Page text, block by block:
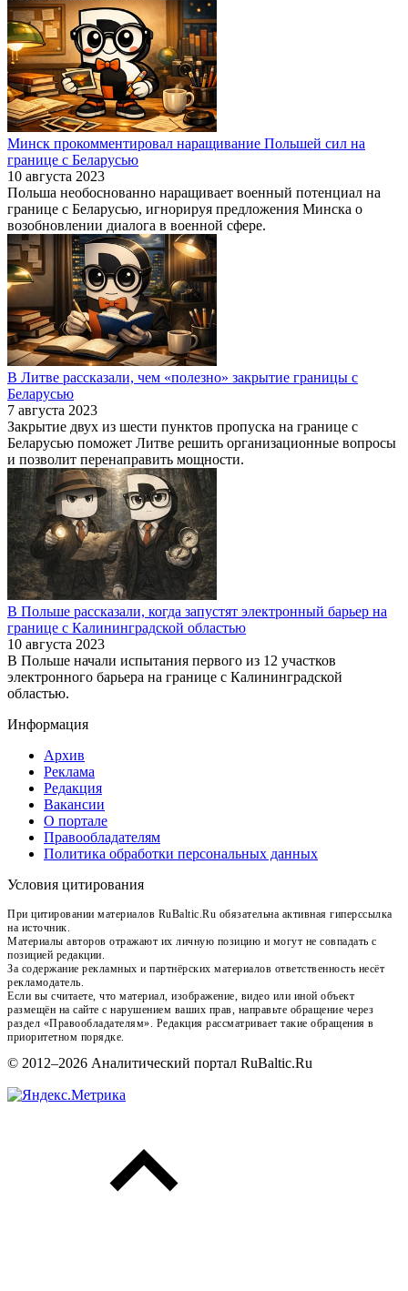
Минск прокомментировал наращивание Польшей сил на
границе с Беларусью
10 августа 2023
Польша необоснованно наращивает военный потенциал на
границе с Беларусью, игнорируя предложения Минска о
возобновлении диалога в военной сфере.
В Литве рассказали, чем «полезно» закрытие границы с
Беларусью
7 августа 2023
Закрытие двух из шести пунктов пропуска на границе с
Беларусью поможет Литве решить организационные вопросы
и позволит перенаправить мощности.
В Польше рассказали, когда запустят электронный барьер на
границе с Калининградской областью
10 августа 2023
В Польше начали испытания первого из 12 участков
электронного барьера на границе с Калининградской
областью.
Информация
Архив
Реклама
Редакция
Вакансии
О портале
Правообладателям
Политика обработки персональных данных
Условия цитирования
При цитировании материалов RuBaltic.Ru обязательна активная гиперссылка
на источник.
Материалы авторов отражают их личную позицию и могут не совпадать с
позицией редакции.
За содержание рекламных и партнёрских материалов ответственность несёт
рекламодатель.
Если вы считаете, что материал, изображение, видео или иной объект
размещён на сайте с нарушением ваших прав, направьте обращение через
раздел «Правообладателям». Редакция рассматривает такие обращения в
приоритетном порядке.
© 2012–2026 Аналитический портал RuBaltic.Ru